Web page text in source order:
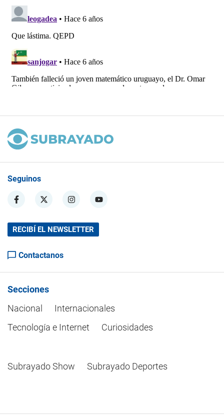
Seguinos
RECIBÍ EL NEWSLETTER
Contactanos
Secciones
Nacional
Internacionales
Tecnología e Internet
Curiosidades
Subrayado Show Subrayado Deportes